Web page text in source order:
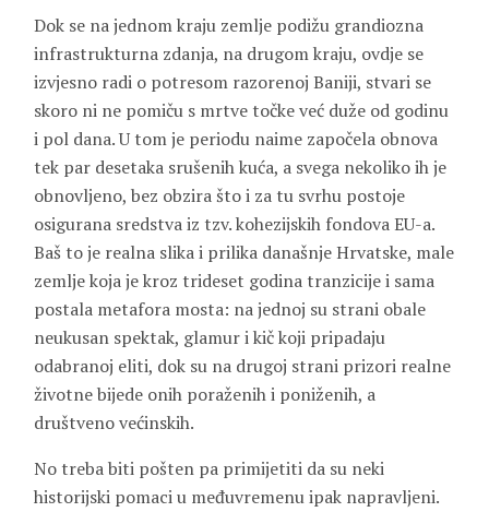
Dok se na jednom kraju zemlje podižu grandiozna
infrastrukturna zdanja, na drugom kraju, ovdje se
izvjesno radi o potresom razorenoj Baniji, stvari se
skoro ni ne pomiču s mrtve točke već duže od godinu
i pol dana. U tom je periodu naime započela obnova
tek par desetaka srušenih kuća, a svega nekoliko ih je
obnovljeno, bez obzira što i za tu svrhu postoje
osigurana sredstva iz tzv. kohezijskih fondova EU-a.
Baš to je realna slika i prilika današnje Hrvatske, male
zemlje koja je kroz trideset godina tranzicije i sama
postala metafora mosta: na jednoj su strani obale
neukusan spektak, glamur i kič koji pripadaju
odabranoj eliti, dok su na drugoj strani prizori realne
životne bijede onih poraženih i poniženih, a
društveno većinskih.
No treba biti pošten pa primijetiti da su neki
historijski pomaci u međuvremenu ipak napravljeni.